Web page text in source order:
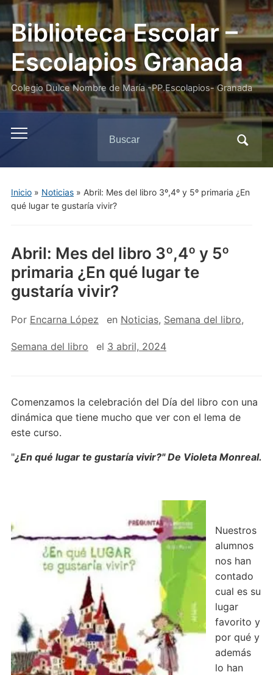
Biblioteca Escolar –
Escolapios Granada
Colegio Dulce Nombre de María -PP.Escolapios- Granada
Alternar
menú
móvil
Inicio» Noticias» Abril: Mes del libro 3º,4º y 5º primaria ¿En
qué lugar te gustaría vivir?
Abril: Mes del libro 3º,4º y 5º
primaria ¿En qué lugar te
gustaría vivir?
Por Encarna López en Noticias, Semana del libro,
Semana del libro el 3 abril, 2024
Comenzamos la celebración del Día del libro con una
dinámica que tiene mucho que ver con el lema de
este curso.
"¿En qué lugar te gustaría vivir?" De Violeta Monreal.
Nuestros
alumnos
nos han
contado
cual es su
lugar
favorito y
por qué y
además
lo han